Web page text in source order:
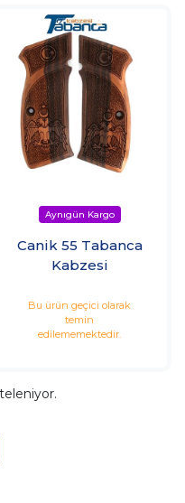
Canik 55 Tabanca
Kabzesi
Bu ürün geçici olarak
temin
edilememektedir.